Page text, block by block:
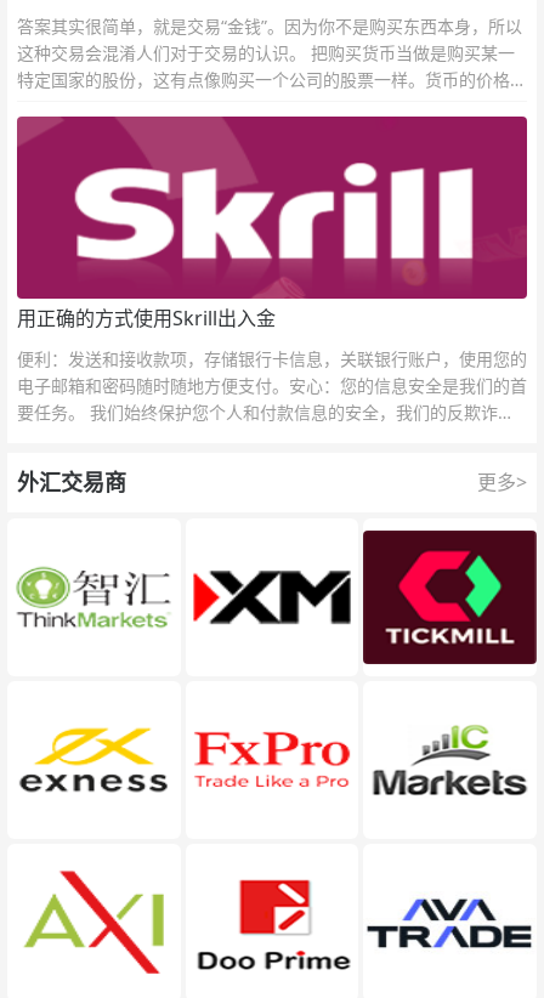
答案其实很简单，就是交易“金钱”。因为你不是购买东西本身，所以
这种交易会混淆人们对于交易的认识。 把购买货币当做是购买某一
特定国家的股份，这有点像购买一个公司的股票一样。货币的价格直
用正确的方式使用Skrill出入金
便利：发送和接收款项，存储银行卡信息，关联银行账户，使用您的
电子邮箱和密码随时随地方便支付。安心：您的信息安全是我们的首
要任务。 我们始终保护您个人和付款信息的安全，我们的反欺诈团
外汇交易商 更多>